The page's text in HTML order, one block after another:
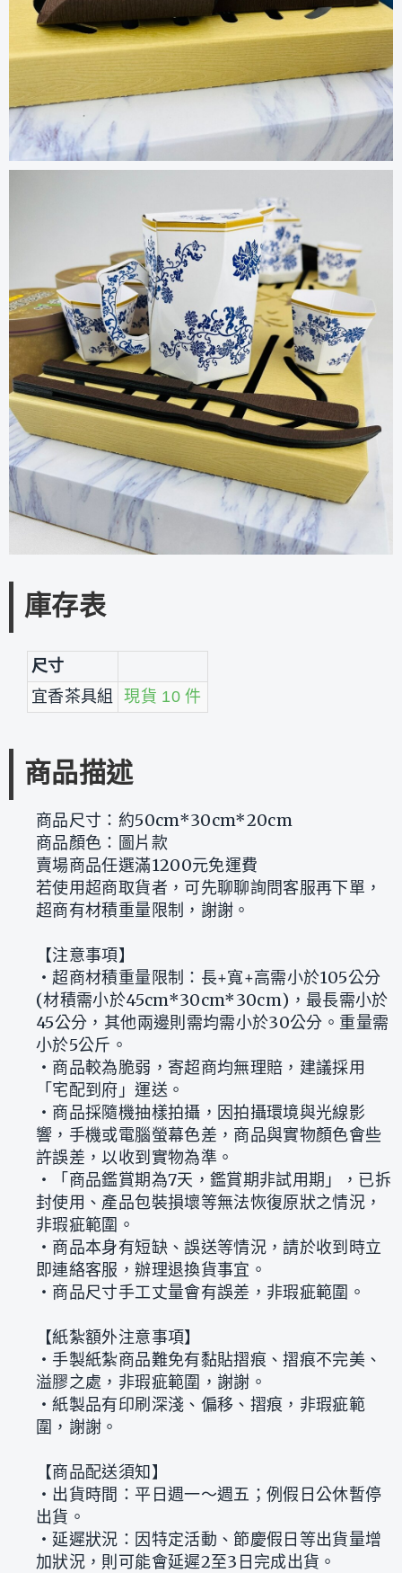
庫存表
尺寸
宜香茶具組
現貨 10 件
商品描述
商品尺寸：約50cm*30cm*20cm
商品顏色：圖片款
賣場商品任選滿1200元免運費
若使用超商取貨者，可先聊聊詢問客服再下單，
超商有材積重量限制，謝謝。
【注意事項】
‧超商材積重量限制：長+寬+高需小於105公分
(材積需小於45cm*30cm*30cm)，最長需小於
45公分，其他兩邊則需均需小於30公分。重量需
小於5公斤。
‧商品較為脆弱，寄超商均無理賠，建議採用
「宅配到府」運送。
‧商品採隨機抽樣拍攝，因拍攝環境與光線影
響，手機或電腦螢幕色差，商品與實物顏色會些
許誤差，以收到實物為準。
‧「商品鑑賞期為7天，鑑賞期非試用期」，已拆
封使用、產品包裝損壞等無法恢復原狀之情況，
非瑕疵範圍。
‧商品本身有短缺、誤送等情況，請於收到時立
即連絡客服，辦理退換貨事宜。
‧商品尺寸手工丈量會有誤差，非瑕疵範圍。
【紙紮額外注意事項】
‧手製紙紮商品難免有黏貼摺痕、摺痕不完美、
溢膠之處，非瑕疵範圍，謝謝。
‧紙製品有印刷深淺、偏移、摺痕，非瑕疵範
圍，謝謝。
【商品配送須知】
‧出貨時間：平日週一～週五；例假日公休暫停
出貨。
‧延遲狀況：因特定活動、節慶假日等出貨量增
加狀況，則可能會延遲2至3日完成出貨。